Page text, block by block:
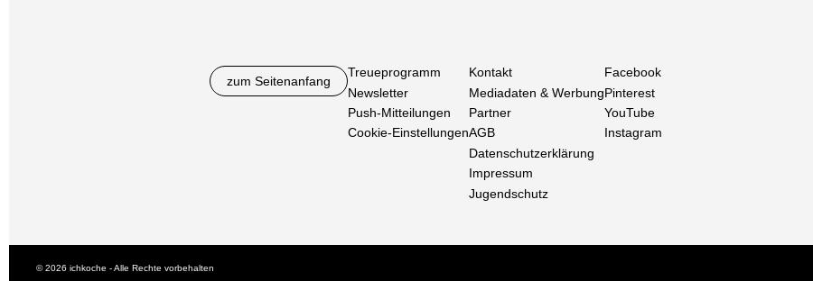
zum Seitenanfang
Treueprogramm
Newsletter
Push-Mitteilungen
Cookie-Einstellungen
Kontakt
Mediadaten & Werbung
Partner
AGB
Datenschutzerklärung
Impressum
Jugendschutz
Facebook
Pinterest
YouTube
Instagram
© 2026 ichkoche - Alle Rechte vorbehalten